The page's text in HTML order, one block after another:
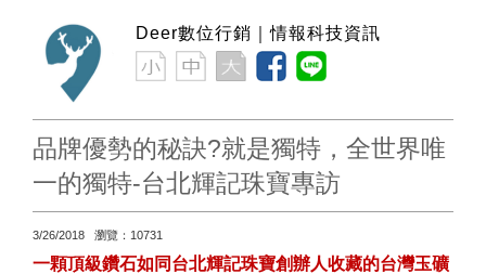
Deer數位行銷｜情報科技資訊
品牌優勢的秘訣?就是獨特，全世界唯
一的獨特-台北輝記珠寶專訪
3/26/2018 瀏覽：10731
一顆頂級鑽石如同台北輝記珠寶創辦人收藏的台灣玉礦